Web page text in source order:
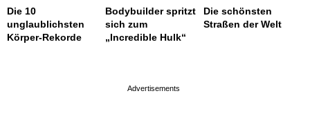
Die 10
unglaublichsten
Körper-Rekorde
Bodybuilder spritzt
sich zum
„Incredible Hulk“
Die schönsten
Straßen der Welt